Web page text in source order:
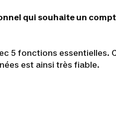
qui souhaite un
5 fonctions essentielles.
est ainsi très fiable.